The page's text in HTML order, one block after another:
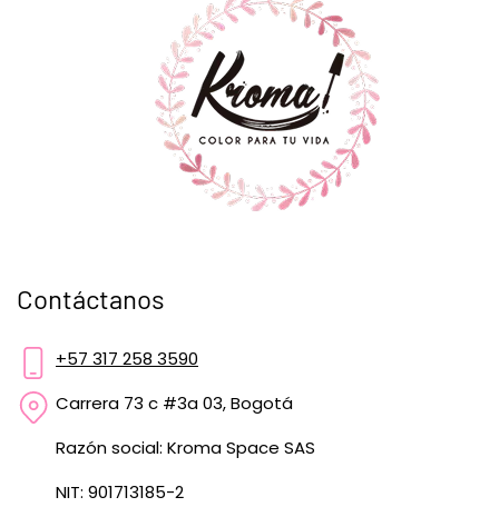
Contáctanos
+57 317 258 3590
Carrera 73 c #3a 03, Bogotá
Razón social: Kroma Space SAS
NIT: 901713185-2